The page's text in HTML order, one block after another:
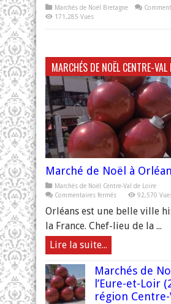
Marchés de Noël Bretagne
171,285 Vues
MARCHÉS DE NOËL CENTRE-VAL
Marché de Noël à
Marchés de Noël Centre-Val de Loire
Commentaires fermés
de
Noël
à
Orléans
92,570
Orléans est une belle ville
la France. Chef-lieu de la ...
Lire la suite...
Marchés de
l’Eure-et-Loir
région